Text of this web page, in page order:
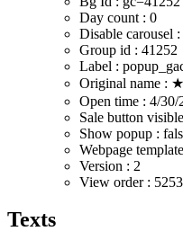
Day count : 0
Disable carousel :
Group id : 41252
Label :
Original name :
Open time : 4/30/
Sale button
Show popup :
Webpage
Version : 2
View order :
Texts